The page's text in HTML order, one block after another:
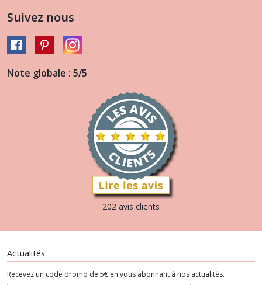
Suivez nous
Note globale : 5/5
202 avis clients
Actualités
Recevez un code promo de 5€ en vous abonnant à nos actualités.